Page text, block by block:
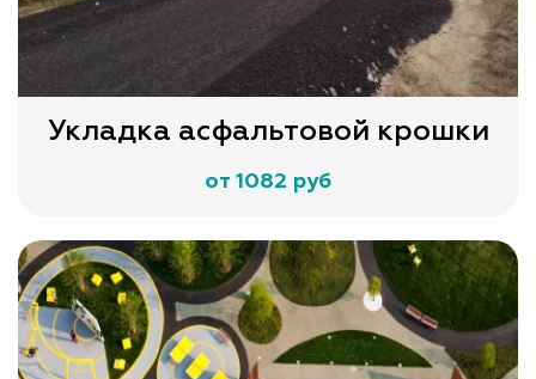
Укладка асфальтовой крошки
от 1082 руб